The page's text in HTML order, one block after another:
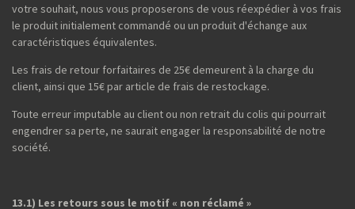
votre souhait, nous vous proposerons de vous réexpédier à vos frais
le produit initialement commandé ou un produit d'échange aux
caractéristiques équivalentes.
Les frais de retour forfaitaires de 25€ demeurent à la charge du
client, ainsi que 15€ par article de frais de restockage.
Toute erreur imputable au client ou non retrait du colis qui pourrait
engendrer sa perte, ne saurait engager la responsabilité de notre
société.
13.1) Les retours sous le motif « non réclamé »